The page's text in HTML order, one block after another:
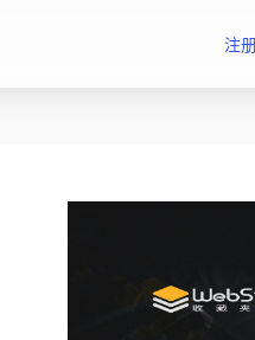
注